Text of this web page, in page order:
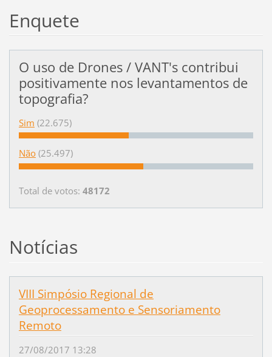
Enquete
O uso de Drones / VANT's contribui
positivamente nos levantamentos de
topografia?
Sim (22.675)
Não (25.497)
Total de votos: 48172
Notícias
VIII Simpósio Regional de
Geoprocessamento e Sensoriamento
Remoto
27/08/2017 13:28